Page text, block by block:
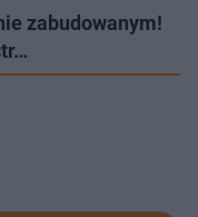
zabudowanym!